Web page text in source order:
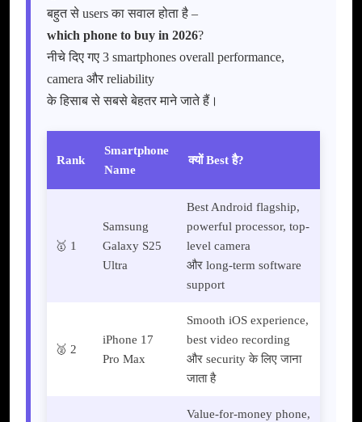
बहुत से users का सवाल होता है –
which phone to buy in 2026?
नीचे दिए गए 3 smartphones overall performance,
camera और reliability
के हिसाब से सबसे बेहतर माने जाते हैं।
Rank
Smartphone
Name
क्यों Best है?
🥇 1
Samsung
Galaxy S25
Ultra
Best Android flagship,
powerful processor, top-
level camera
और long-term software
support
🥈 2
iPhone 17
Pro Max
Smooth iOS experience,
best video recording
और security के लिए जाना
जाता है
Value-for-money phone,